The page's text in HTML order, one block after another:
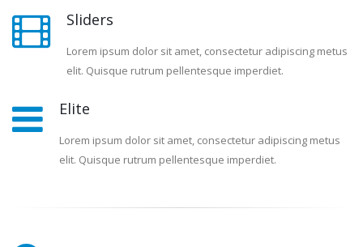
Sliders
Lorem ipsum dolor sit amet, consectetur adipiscing metus
elit. Quisque rutrum pellentesque imperdiet.
Elite
Lorem ipsum dolor sit amet, consectetur adipiscing metus
elit. Quisque rutrum pellentesque imperdiet.